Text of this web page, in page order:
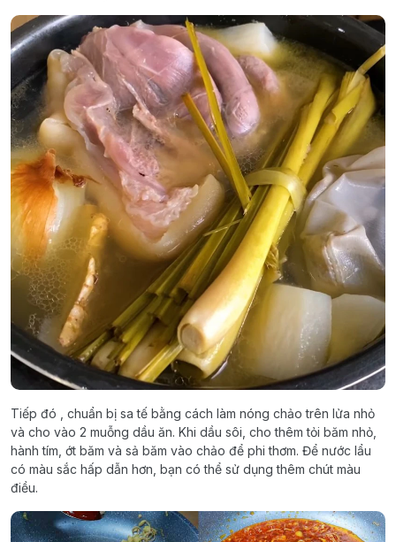
Tiếp đó , chuẩn bị sa tế bằng cách làm nóng chảo trên lửa nhỏ
và cho vào 2 muỗng dầu ăn. Khi dầu sôi, cho thêm tỏi băm nhỏ,
hành tím, ớt băm và sả băm vào chảo để phi thơm. Để nước lẩu
có màu sắc hấp dẫn hơn, bạn có thể sử dụng thêm chút màu
điều.